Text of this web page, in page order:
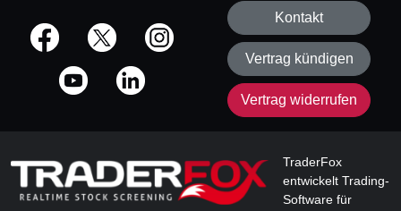
offizielle Social Media-Accounts
Kontakt
Vertrag kündigen
Vertrag widerrufen
TraderFox
entwickelt Trading-
Software für